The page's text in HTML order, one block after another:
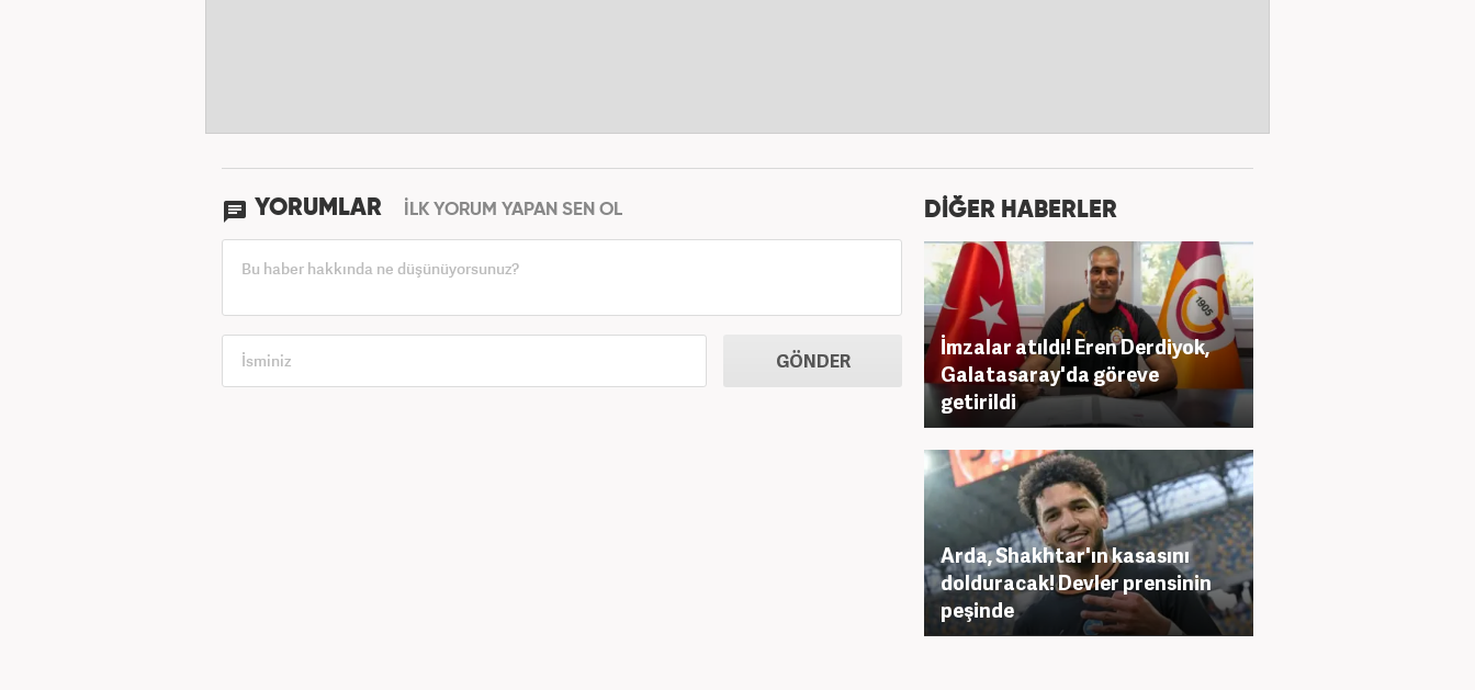
YORUMLAR İLK YORUM YAPAN SEN OL
GÖNDER
DİĞER HABERLER
İmzalar atıldı! Eren Derdiyok,
Galatasaray'da göreve
getirildi
Arda, Shakhtar'ın kasasını
dolduracak! Devler prensinin
peşinde